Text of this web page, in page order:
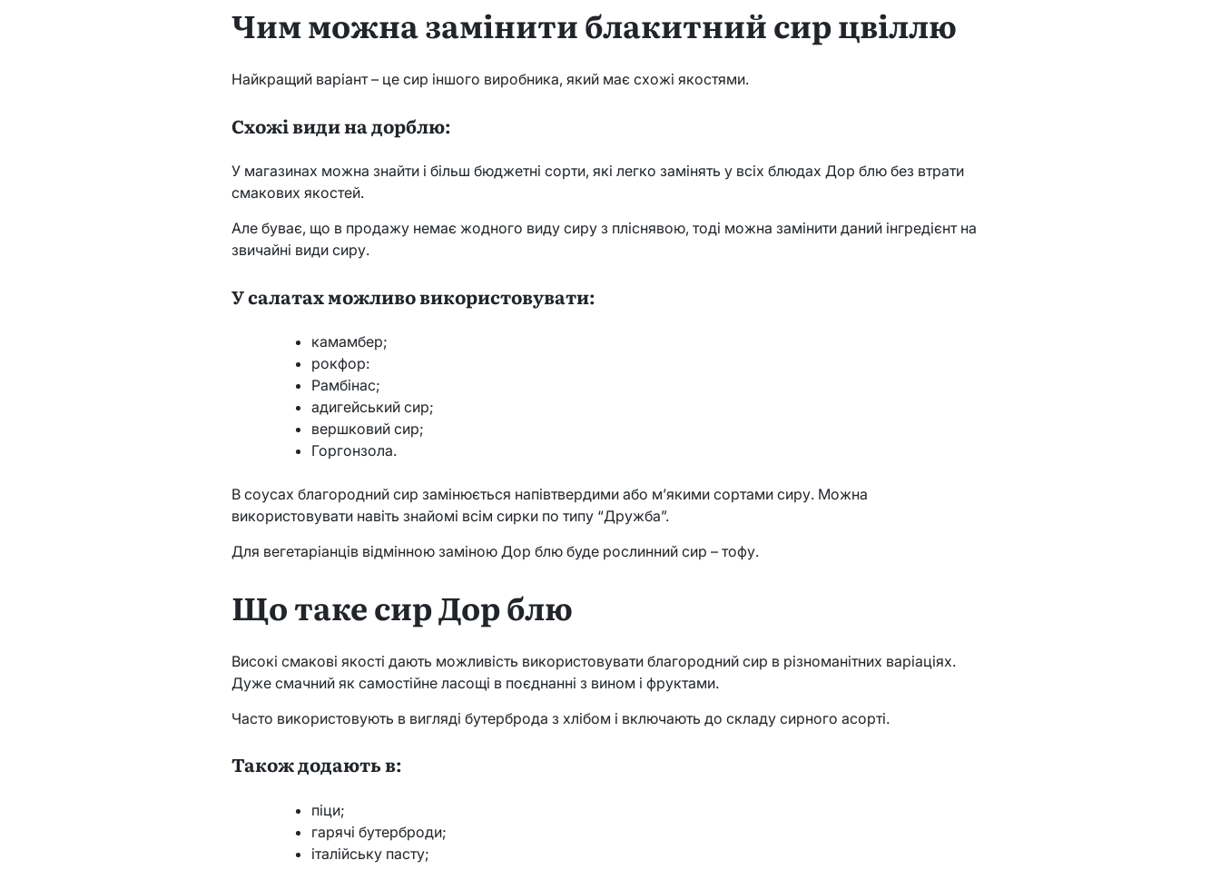
Чим можна замінити блакитний сир цвіллю
Найкращий варіант – це сир іншого виробника, який має схожі якостями.
Схожі види на дорблю:
У магазинах можна знайти і більш бюджетні сорти, які легко замінять у всіх блюдах Дор блю без втрати
смакових якостей.
Але буває, що в продажу немає жодного виду сиру з пліснявою, тоді можна замінити даний інгредієнт на
звичайні види сиру.
У салатах можливо використовувати:
камамбер;
рокфор:
Рамбінас;
адигейський сир;
вершковий сир;
Горгонзола.
В соусах благородний сир замінюється напівтвердими або м’якими сортами сиру. Можна
використовувати навіть знайомі всім сирки по типу “Дружба”.
Для вегетаріанців відмінною заміною Дор блю буде рослинний сир – тофу.
Що таке сир Дор блю
Високі смакові якості дають можливість використовувати благородний сир в різноманітних варіаціях.
Дуже смачний як самостійне ласощі в поєднанні з вином і фруктами.
Часто використовують в вигляді бутерброда з хлібом і включають до складу сирного асорті.
Також додають в:
піци;
гарячі бутерброди;
італійську пасту;